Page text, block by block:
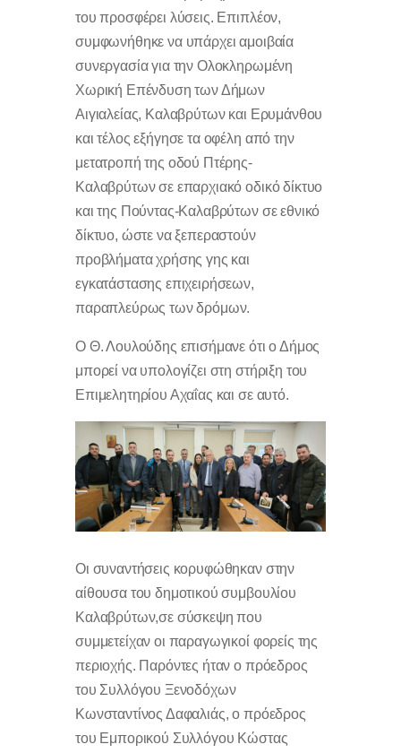
του προσφέρει λύσεις. Επιπλέον,
συμφωνήθηκε να υπάρχει αμοιβαία
συνεργασία για την Ολοκληρωμένη
Χωρική Επένδυση των Δήμων
Αιγιαλείας, Καλαβρύτων και Ερυμάνθου
και τέλος εξήγησε τα οφέλη από την
μετατροπή της οδού Πτέρης-
Καλαβρύτων σε επαρχιακό οδικό δίκτυο
και της Πούντας-Καλαβρύτων σε εθνικό
δίκτυο, ώστε να ξεπεραστούν
προβλήματα χρήσης γης και
εγκατάστασης επιχειρήσεων,
παραπλεύρως των δρόμων.
Ο Θ. Λουλούδης επισήμανε ότι ο Δήμος
μπορεί να υπολογίζει στη στήριξη του
Επιμελητηρίου Αχαΐας και σε αυτό.
Οι συναντήσεις κορυφώθηκαν στην
αίθουσα του δημοτικού συμβουλίου
Καλαβρύτων,σε σύσκεψη που
συμμετείχαν οι παραγωγικοί φορείς της
περιοχής. Παρόντες ήταν ο πρόεδρος
του Συλλόγου Ξενοδόχων
Κωνσταντίνος Δαφαλιάς, ο πρόεδρος
του Εμπορικού Συλλόγου Κώστας